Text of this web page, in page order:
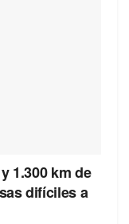
1.300 km de
difíciles a